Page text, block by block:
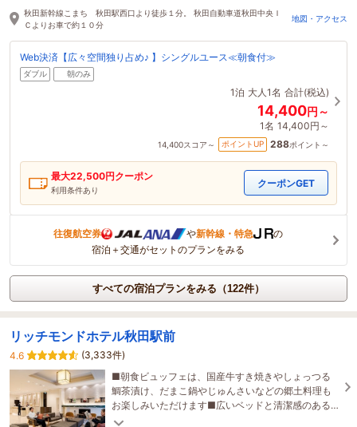
1時間前に予約されました
秋田新幹線こまち 秋田駅西口より徒歩１分。 秋田自動車道秋田中央Ｉ
Ｃよりお車で約１０分
地図・アクセス
Web決済【広々空間独り占め♪ 】シングルユース≪朝食付≫
ダブル 朝のみ
1泊 大人1名 合計(税込)
14,400円～
1名 14,400円～
14,400スコア～ ポイントUP 288ポイント～
最大22,500円クーポン
利用条件あり
クーポンGET
往復航空券 や新幹線・特急
の
宿泊＋交通がセットのプランをみる
すべての宿泊プランをみる（122件）
リッチモンドホテル秋田駅前
4.6
(3,333件)
■朝食ビュッフェは、国産牛すき焼きやしょっつる
鯛茶漬け、だまこ鍋やじゅんさいなどの郷土料理も
お楽しみいただけます■広いベッドと清潔感のある
客室で旅の疲れを癒してください■充実の入浴剤コ